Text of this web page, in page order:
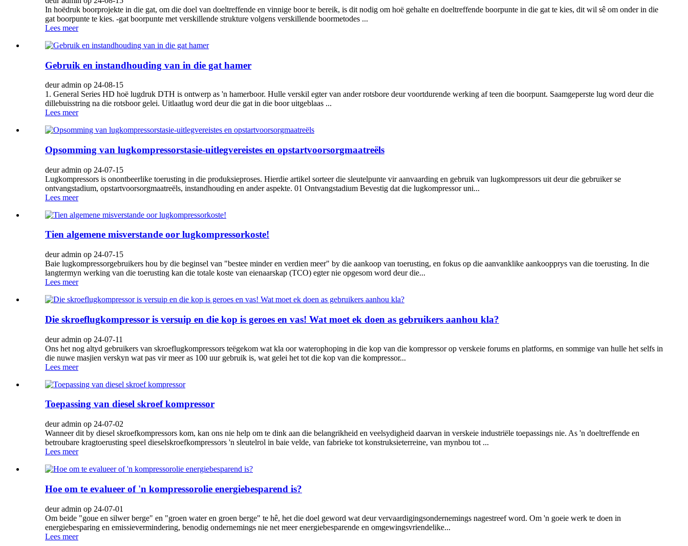
In hoëdruk boorprojekte in die gat, om die doel van doeltreffende en vinnige boor te bereik, is dit nodig om hoë gehalte en doeltreffende boorpunte in die gat te kies, dit wil sê om onder in die
gat boorpunte te kies. -gat boorpunte met verskillende strukture volgens verskillende boormetodes ...
Lees meer
Gebruik en instandhouding van in die gat hamer
deur admin op 24-08-15
1. General Series HD hoë lugdruk DTH is ontwerp as 'n hamerboor. Hulle verskil egter van ander rotsbore deur voortdurende werking af teen die boorpunt. Saamgeperste lug word deur die
dillebuisstring na die rotsboor gelei. Uitlaatlug word deur die gat in die boor uitgeblaas ...
Lees meer
Opsomming van lugkompressorstasie-uitlegvereistes en opstartvoorsorgmaatreëls
deur admin op 24-07-15
Lugkompressors is onontbeerlike toerusting in die produksieproses. Hierdie artikel sorteer die sleutelpunte vir aanvaarding en gebruik van lugkompressors uit deur die gebruiker se
ontvangstadium, opstartvoorsorgmaatreëls, instandhouding en ander aspekte. 01 Ontvangstadium Bevestig dat die lugkompressor uni...
Lees meer
Tien algemene misverstande oor lugkompressorkoste!
deur admin op 24-07-15
Baie lugkompressorgebruikers hou by die beginsel van "bestee minder en verdien meer" by die aankoop van toerusting, en fokus op die aanvanklike aankoopprys van die toerusting. In die
langtermyn werking van die toerusting kan die totale koste van eienaarskap (TCO) egter nie opgesom word deur die...
Lees meer
Die skroeflugkompressor is versuip en die kop is geroes en vas! Wat moet ek doen as gebruikers aanhou kla?
deur admin op 24-07-11
Ons het nog altyd gebruikers van skroeflugkompressors teëgekom wat kla oor waterophoping in die kop van die kompressor op verskeie forums en platforms, en sommige van hulle het selfs in
die nuwe masjien verskyn wat pas vir meer as 100 uur gebruik is, wat gelei het tot die kop van die kompressor...
Lees meer
Toepassing van diesel skroef kompressor
deur admin op 24-07-02
Wanneer dit by diesel skroefkompressors kom, kan ons nie help om te dink aan die belangrikheid en veelsydigheid daarvan in verskeie industriële toepassings nie. As 'n doeltreffende en
betroubare kragtoerusting speel dieselskroefkompressors 'n sleutelrol in baie velde, van fabrieke tot konstruksieterreine, van mynbou tot ...
Lees meer
Hoe om te evalueer of 'n kompressorolie energiebesparend is?
deur admin op 24-07-01
Om beide "goue en silwer berge" en "groen water en groen berge" te hê, het die doel geword wat deur vervaardigingsondernemings nagestreef word. Om 'n goeie werk te doen in
energiebesparing en emissievermindering, benodig ondernemings nie net meer energiebesparende en omgewingsvriendelike...
Lees meer